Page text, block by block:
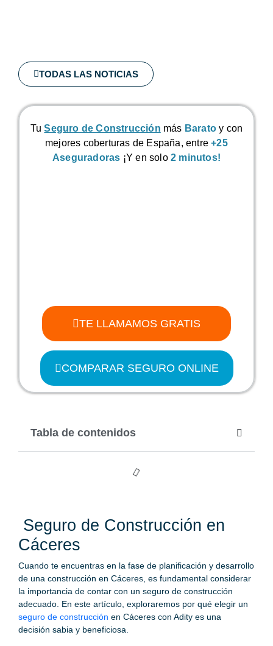
Seguro de Construcción en
Cáceres
Cuando te encuentras en la fase de planificación y desarrollo
de una construcción en Cáceres, es fundamental considerar
la importancia de contar con un seguro de construcción
adecuado. En este artículo, exploraremos por qué elegir un
seguro de construcción en Cáceres con Adity es una
decisión sabia y beneficiosa.
TODAS LAS NOTICIAS
Tu Seguro de Construcción más Barato y con
mejores coberturas de España, entre+25
Aseguradoras ¡Y en solo 2 minutos!
TE LLAMAMOS GRATIS
COMPARAR SEGURO ONLINE
Tabla de contenidos